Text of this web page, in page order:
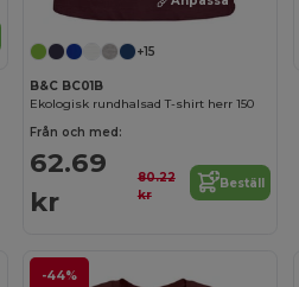
+15
B&C BC01B
Ekologisk rundhalsad T-shirt herr 150
Från och med:
62.69
kr
80.22
kr
Beställ
-44%